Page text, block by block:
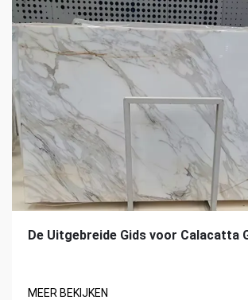
De Uitgebreide Gids voor Calacatta
MEER BEKIJKEN